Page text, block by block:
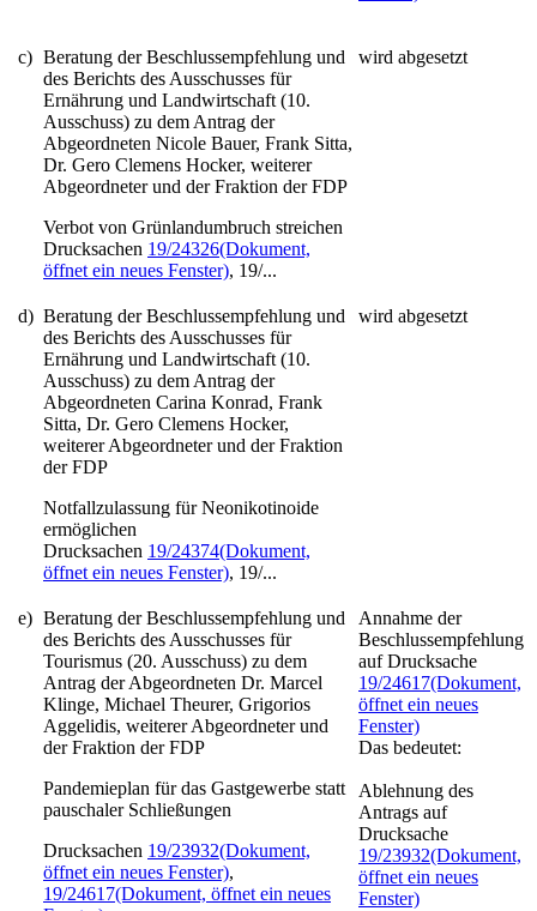
c) Beratung der Beschlussempfehlung und
des Berichts des Ausschusses für
Ernährung und Landwirtschaft (10.
Ausschuss) zu dem Antrag der
Abgeordneten Nicole Bauer, Frank Sitta,
Dr. Gero Clemens Hocker, weiterer
Abgeordneter und der Fraktion der FDP
Verbot von Grünlandumbruch streichen
Drucksachen 19/24326(Dokument,
öffnet ein neues Fenster), 19/...
wird abgesetzt
d) Beratung der Beschlussempfehlung und
des Berichts des Ausschusses für
Ernährung und Landwirtschaft (10.
Ausschuss) zu dem Antrag der
Abgeordneten Carina Konrad, Frank
Sitta, Dr. Gero Clemens Hocker,
weiterer Abgeordneter und der Fraktion
der FDP
Notfallzulassung für Neonikotinoide
ermöglichen
Drucksachen 19/24374(Dokument,
öffnet ein neues Fenster), 19/...
wird abgesetzt
e) Beratung der Beschlussempfehlung und
des Berichts des Ausschusses für
Tourismus (20. Ausschuss) zu dem
Antrag der Abgeordneten Dr. Marcel
Klinge, Michael Theurer, Grigorios
Aggelidis, weiterer Abgeordneter und
der Fraktion der FDP
Pandemieplan für das Gastgewerbe statt
pauschaler Schließungen
Drucksachen 19/23932(Dokument,
öffnet ein neues Fenster),
19/24617(Dokument, öffnet ein neues
Annahme der
Beschlussempfehlung
auf Drucksache
19/24617(Dokument,
öffnet ein neues
Fenster)
Das bedeutet:
Ablehnung des
Antrags auf
Drucksache
19/23932(Dokument,
öffnet ein neues
Fenster)